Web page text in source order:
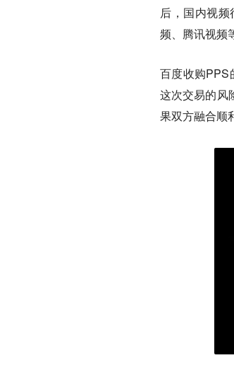
后，国内视
频、腾讯视频
百度收购PPS
这次交易的风
果双方融合顺